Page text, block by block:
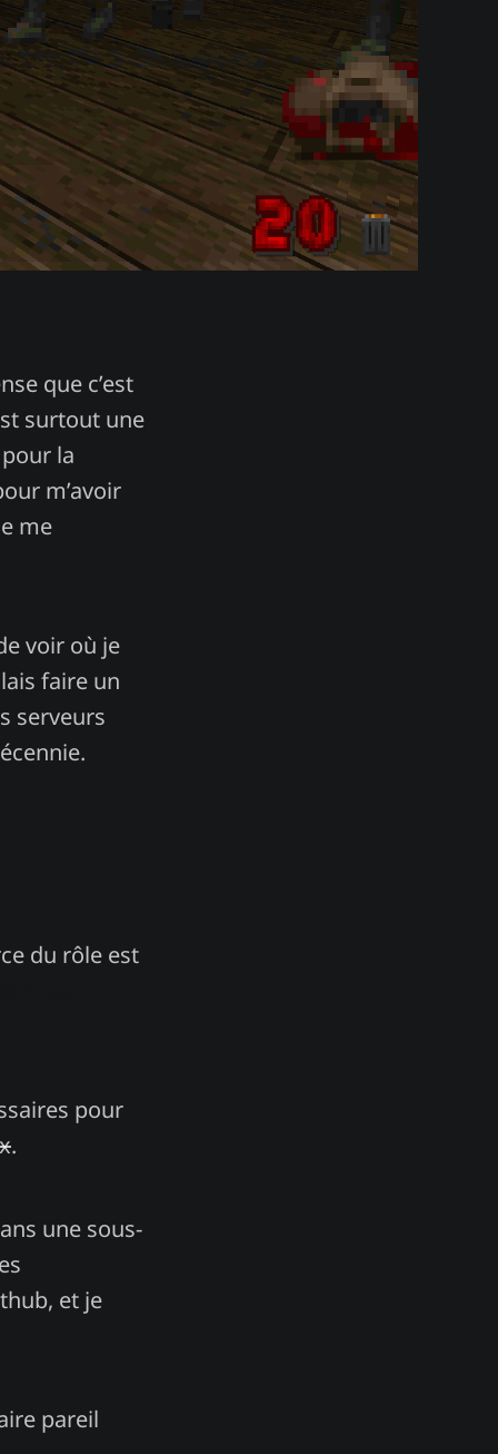
que c’est
surtout une
la
m’avoir
me
voir où je
faire un
serveurs
du rôle est
pour
.
une sous-
et je
pareil